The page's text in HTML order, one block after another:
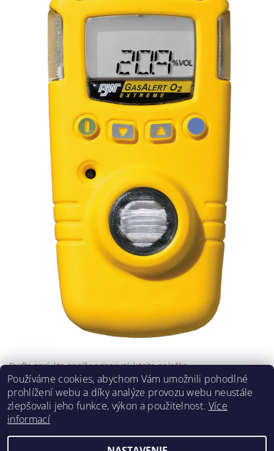
Buďte prvý, kto napíše príspevok k tejto položke.
Pridať komentár
Používáme cookies, abychom Vám umožnili pohodlné
prohlížení webu a díky analýze provozu webu neustále
zlepšovali jeho funkce, výkon a použitelnost. Více
informací